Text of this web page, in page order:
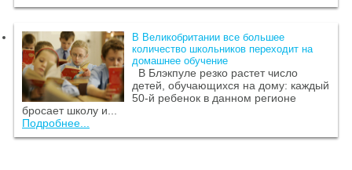
В Великобритании все большее
количество школьников переходит на
домашнее обучение
В Блэкпуле резко растет число
детей, обучающихся на дому: каждый
50-й ребенок в данном регионе
бросает школу и...
Подробнее...